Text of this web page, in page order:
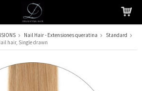
ha sido añadido a su carrito
Nail Hair - Extensiones queratina
Standard
hair, Single drawn